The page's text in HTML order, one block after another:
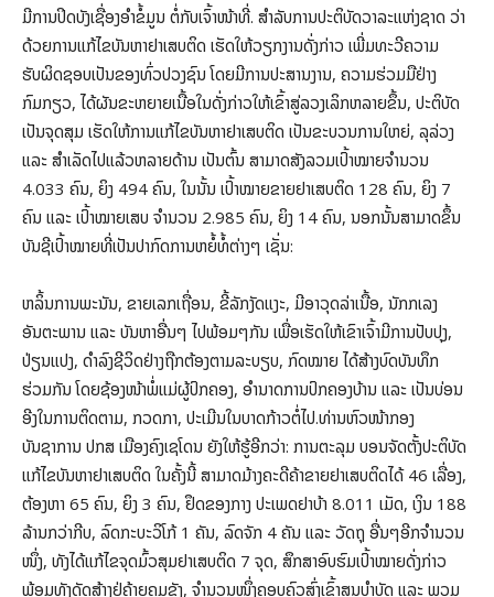
ມີການປິດບັງເຊື່ອງອຳຂໍ້ມູນ ຕໍ່ກັບເຈົ້າໜ້າທີ່. ສຳລັບການປະຕິບັດວາລະແຫ່ງຊາດ ວ່າ
ດ້ວຍການແກ້ໄຂບັນຫາຢາເສບຕິດ ເຮັດໃຫ້ວຽກງານດັ່ງກ່າວ ເພີ່ມທະວີຄວາມ
ຮັບຜິດຊອບເປັນຂອງທົ່ວປວງຊົນ ໂດຍມີການປະສານງານ, ຄວາມຮ່ວມມືຢ່າງ
ກົມກຽວ, ໄດ້ຜັນຂະຫຍາຍເນື້ອໃນດັ່ງກ່າວໃຫ້ເຂົ້າສູ່ລວງເລິກຫລາຍຂຶ້ນ, ປະຕິບັດ
ເປັນຈຸດສຸມ ເຮັດໃຫ້ການແກ້ໄຂບັນຫາຢາເສບຕິດ ເປັນຂະບວນການໃຫຍ່, ລຸລ່ວງ
ແລະ ສຳເລັດໄປແລ້ວຫລາຍດ້ານ ເປັນຕົ້ນ ສາມາດສັງລວມເປົ້າໝາຍຈຳນວນ
4.033 ຄົນ, ຍິງ 494 ຄົນ, ໃນນັ້ນ ເປົ້າໝາຍຂາຍຢາເສບຕິດ 128 ຄົນ, ຍິງ 7
ຄົນ ແລະ ເປົ້າໝາຍເສບ ຈຳນວນ 2.985 ຄົນ, ຍິງ 14 ຄົນ, ນອກນັ້ນສາມາດຂຶ້ນ
ບັນຊີເປົ້າໝາຍທີ່ເປັນປາກົດການຫຍໍ້ທໍ້ຕ່າງໆ ເຊັ່ນ:
ຫລິ້ນການພະນັນ, ຂາຍເລກເຖື່ອນ, ຂີ້ລັກງັດແງະ, ມີອາວຸດລ່າເນື້ອ, ນັກກເລງ
ອັນຕະພານ ແລະ ບັນຫາອື່ນໆ ໄປພ້ອມໆກັນ ເພື່ອເຮັດໃຫ້ເຂົາເຈົ້າມີການປັບປຸງ,
ປ່ຽນແປງ, ດຳລົງຊີວິດຢ່າງຖືກຕ້ອງຕາມລະບຽບ, ກົດໝາຍ ໄດ້ສ້າງບົດບັນທຶກ
ຮ່ວມກັນ ໂດຍຊ້ອງໜ້າພໍ່ແມ່ຜູ້ປົກຄອງ, ອຳນາດການປົກຄອງບ້ານ ແລະ ເປັນບ່ອນ
ອີງໃນການຕິດຕາມ, ກວດກາ, ປະເມີນໃນບາດກ້າວຕໍ່ໄປ.ທ່ານຫົວໜ້າກອງ
ບັນຊາການ ປກສ ເມືອງຄົງເຊໂດນ ຍັງໃຫ້ຮູ້ອີກວ່າ: ການຕະລຸມ ບອນຈັດຕັ້ງປະຕິບັດ
ແກ້ໄຂບັນຫາຢາເສບຕິດ ໃນຄັ້ງນີ້ ສາມາດມ້າງຄະດີຄ້າຂາຍຢາເສບຕິດໄດ້ 46 ເລື່ອງ,
ຕ້ອງຫາ 65 ຄົນ, ຍິງ 3 ຄົນ, ຢຶດຂອງກາງ ປະເພດຢາບ້າ 8.011 ເມັດ, ເງິນ 188
ລ້ານກວ່າກີບ, ລົດກະບະວິໂກ້ 1 ຄັນ, ລົດຈັກ 4 ຄັນ ແລະ ວັດຖຸ ອື່ນໆອີກຈຳນວນ
ໜຶ່ງ, ທັງໄດ້ແກ້ໄຂຈຸດມົ້ວສຸມຢາເສບຕິດ 7 ຈຸດ, ສຶກສາອົບຮົມເປົ້າໝາຍດັ່ງກ່າວ
ພ້ອມທັງດັດສ້າງຢູ່ຄ້າຍຄຸມຂັງ, ຈຳນວນໜຶ່ງຄອບຄົວສົ່ງເຂົ້າສູນບຳບັດ ແລະ ພວມ